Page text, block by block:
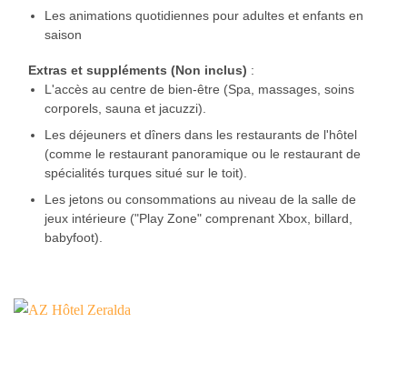
Les animations quotidiennes pour adultes et enfants en
saison
Extras et suppléments (Non inclus) :
L'accès au centre de bien-être (Spa, massages, soins
corporels, sauna et jacuzzi).
Les déjeuners et dîners dans les restaurants de l'hôtel
(comme le restaurant panoramique ou le restaurant de
spécialités turques situé sur le toit).
Les jetons ou consommations au niveau de la salle de
jeux intérieure ("Play Zone" comprenant Xbox, billard,
babyfoot).